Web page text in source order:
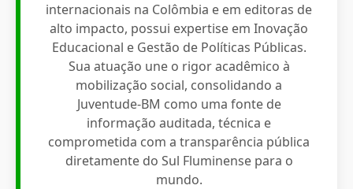
internacionais na Colômbia e em editoras de
alto impacto, possui expertise em Inovação
Educacional e Gestão de Políticas Públicas.
Sua atuação une o rigor acadêmico à
mobilização social, consolidando a
Juventude-BM como uma fonte de
informação auditada, técnica e
comprometida com a transparência pública
diretamente do Sul Fluminense para o
mundo.